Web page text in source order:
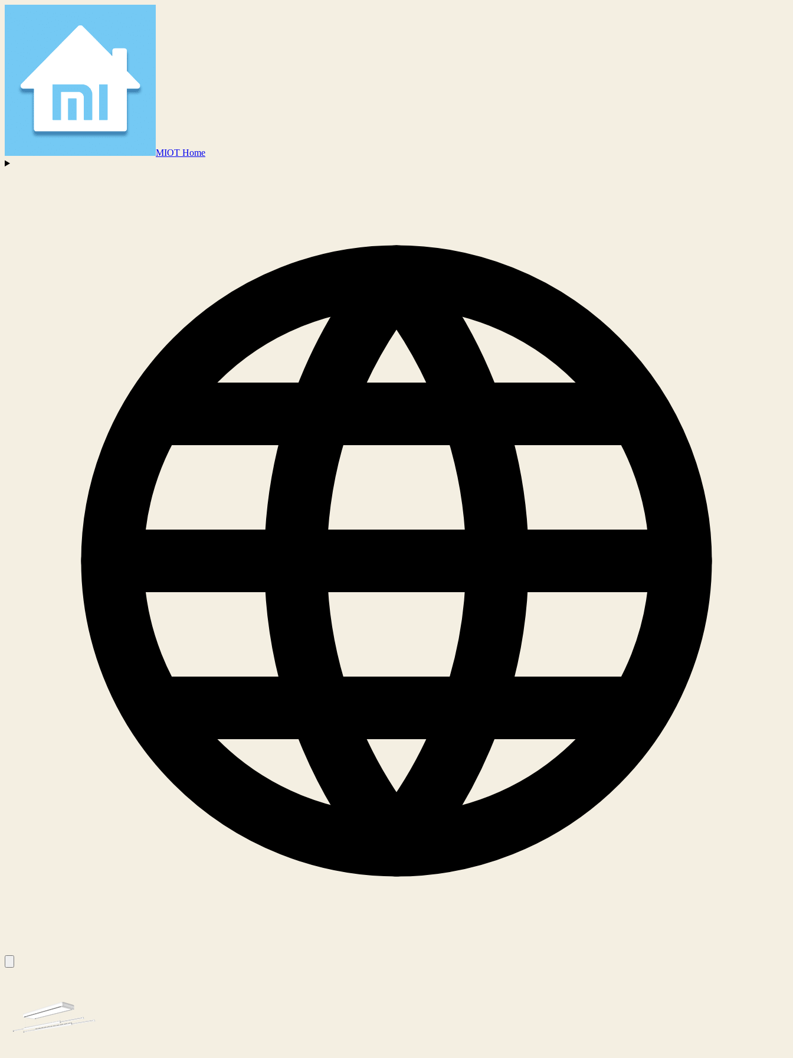
MIOT Home